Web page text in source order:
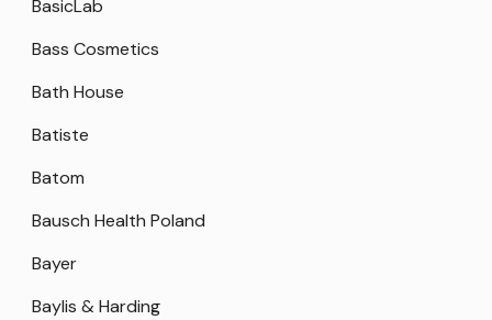
BasicLab
Bass Cosmetics
Bath House
Batiste
Batom
Bausch Health Poland
Bayer
Baylis & Harding